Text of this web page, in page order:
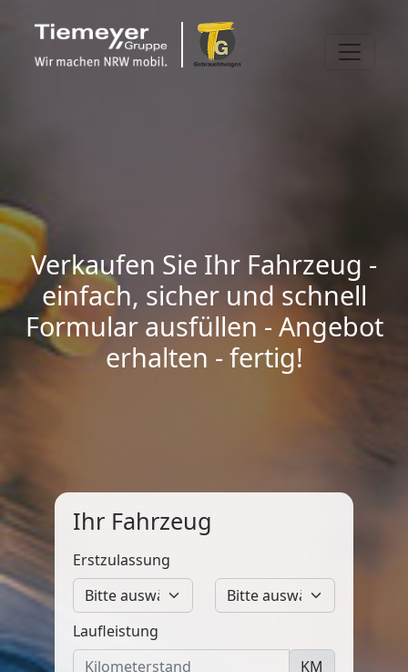
Verkaufen Sie Ihr Fahrzeug -
einfach, sicher und schnell
Formular ausfüllen - Angebot
erhalten - fertig!
Ihr Fahrzeug
Erstzulassung
Laufleistung
KM